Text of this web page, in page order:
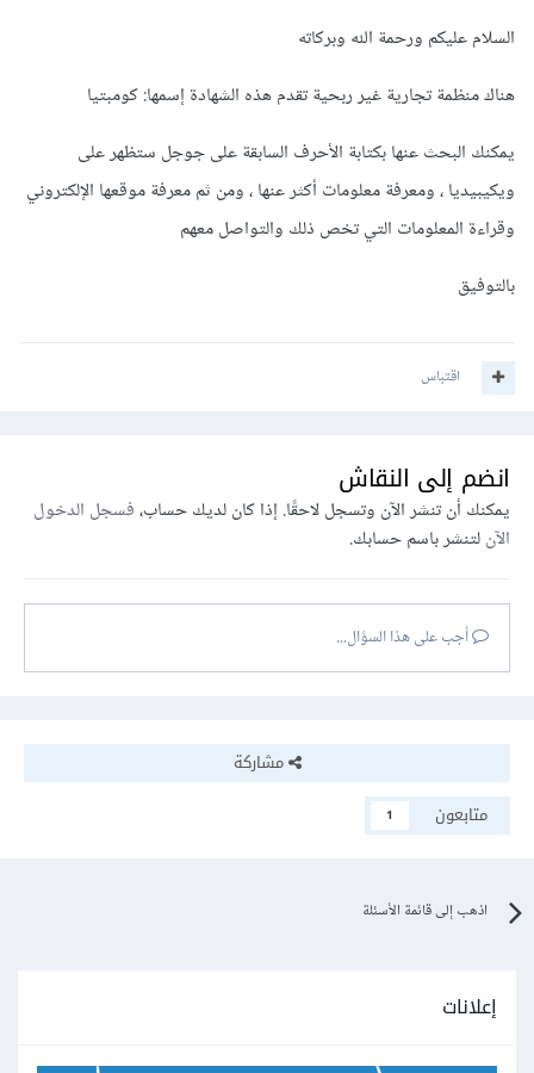
السلام عليكم ورحمة الله وبركاته
هناك منظمة تجارية غير ربحية تقدم هذه الشهادة إسمها: كومبتيا
يمكنك البحث عنها بكتابة الأحرف السابقة على جوجل ستظهر على
ويكيبيديا ، ومعرفة معلومات أكثر عنها ، ومن ثم معرفة موقعها الإلكتروني
وقراءة المعلومات التي تخص ذلك والتواصل معهم
بالتوفيق
اقتباس
انضم إلى النقاش
يمكنك أن تنشر الآن وتسجل لاحقًا. إذا كان لديك حساب،فسجل الدخول
الآنلتنشر باسم حسابك.
أجب على هذا السؤال...
مشاركة
متابعون
1
اذهب إلى قائمة الأسئلة
إعلانات